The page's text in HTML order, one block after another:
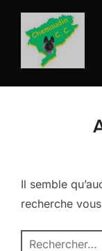
Aller
contenu
Il semble
recherche
Recherche